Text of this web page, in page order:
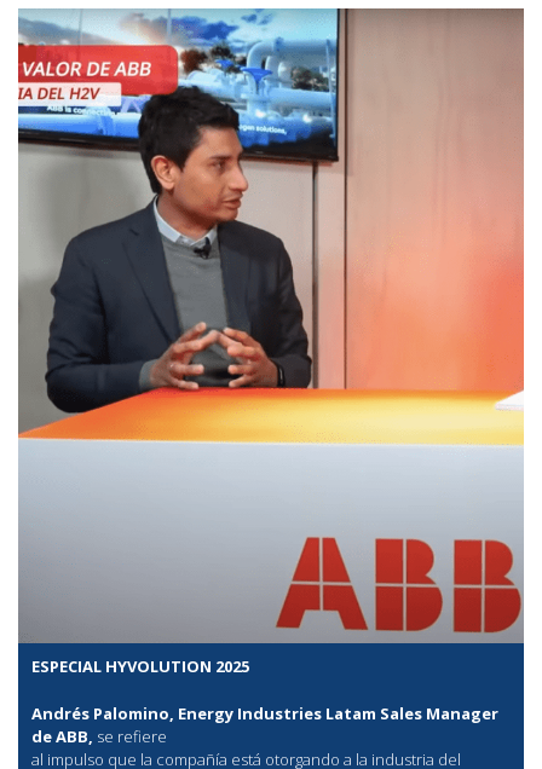
ESPECIAL HYVOLUTION 2025
Andrés Palomino, Energy Industries Latam Sales Manager
de ABB, se refiere
al impulso que la compañía está otorgando a la industria del